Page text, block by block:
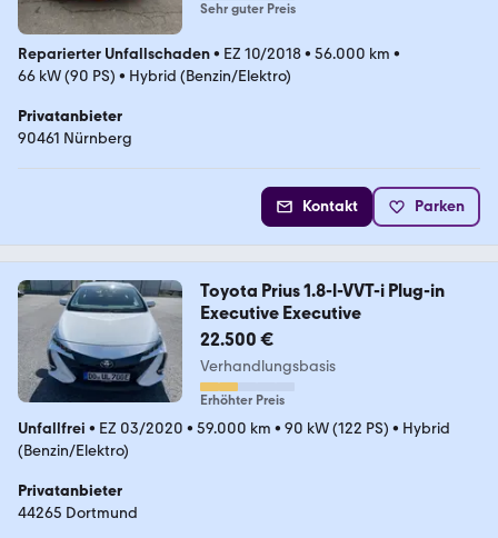
Sehr guter Preis
Reparierter Unfallschaden• EZ 10/2018• 56.000 km •
66 kW (90 PS) • Hybrid (Benzin/Elektro)
Privatanbieter
90461 Nürnberg
Kontakt Parken
Toyota Prius 1.8-l-VVT-i Plug-in
Executive Executive
22.500 €
Verhandlungsbasis
Erhöhter Preis
Unfallfrei • EZ 03/2020 • 59.000 km • 90 kW (122 PS) • Hybrid
(Benzin/Elektro)
Privatanbieter
44265 Dortmund